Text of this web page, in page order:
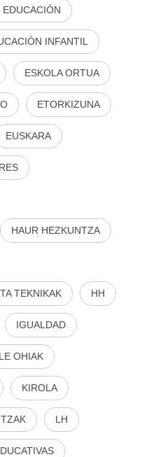
EDUCACIÓN
INFANTIL
ESKOLA ORTUA
ETORKIZUNA
EUSKARA
HAUR HEZKUNTZA
TEKNIKAK HH
IGUALDAD
OHIAK
KIROLA
LH